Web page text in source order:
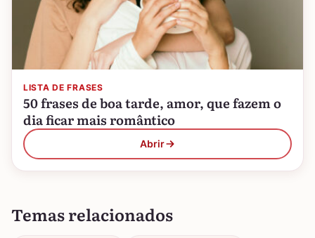
LISTA DE FRASES
50 frases de boa tarde, amor, que fazem o
dia ficar mais romântico
Abrir
Temas relacionados